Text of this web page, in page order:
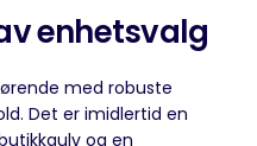
enhetsvalg
med robuste
Det er imidlertid en
og en